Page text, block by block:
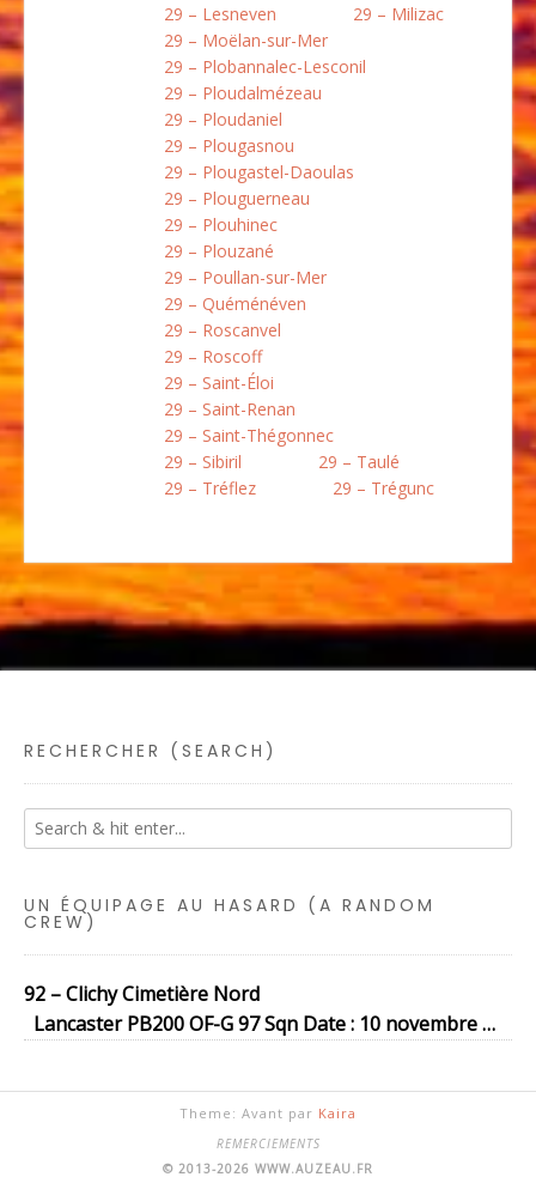
29 – Lesneven
29 – Milizac
29 – Moëlan-sur-Mer
29 – Plobannalec-Lesconil
29 – Ploudalmézeau
29 – Ploudaniel
29 – Plougasnou
29 – Plougastel-Daoulas
29 – Plouguerneau
29 – Plouhinec
29 – Plouzané
29 – Poullan-sur-Mer
29 – Quéménéven
29 – Roscanvel
29 – Roscoff
29 – Saint-Éloi
29 – Saint-Renan
29 – Saint-Thégonnec
29 – Sibiril
29 – Taulé
29 – Tréflez
29 – Trégunc
RECHERCHER (SEARCH)
UN ÉQUIPAGE AU HASARD (A RANDOM
CREW)
92 – Clichy Cimetière Nord
Lancaster PB200 OF-G 97 Sqn Date : 10 novembre …
Theme: Avant par Kaira
REMERCIEMENTS
© 2013-2026 WWW.AUZEAU.FR